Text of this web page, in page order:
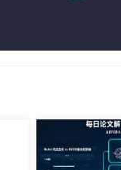
按照 order_id 分